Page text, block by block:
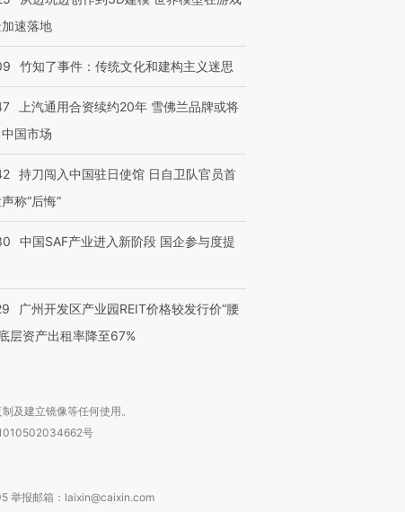
速落地
竹知了事件：传统文化和建构主义迷思
上汽通用合资续约20年 雪佛兰品牌或将
国市场
持刀闯入中国驻日使馆 日自卫队官员首
称“后悔”
中国SAF产业进入新阶段 国企参与度提
广州开发区产业园REIT价格较发行价“腰
层资产出租率降至67%
及建立镜像等任何使用。
号
举报邮箱：laixin@caixin.com